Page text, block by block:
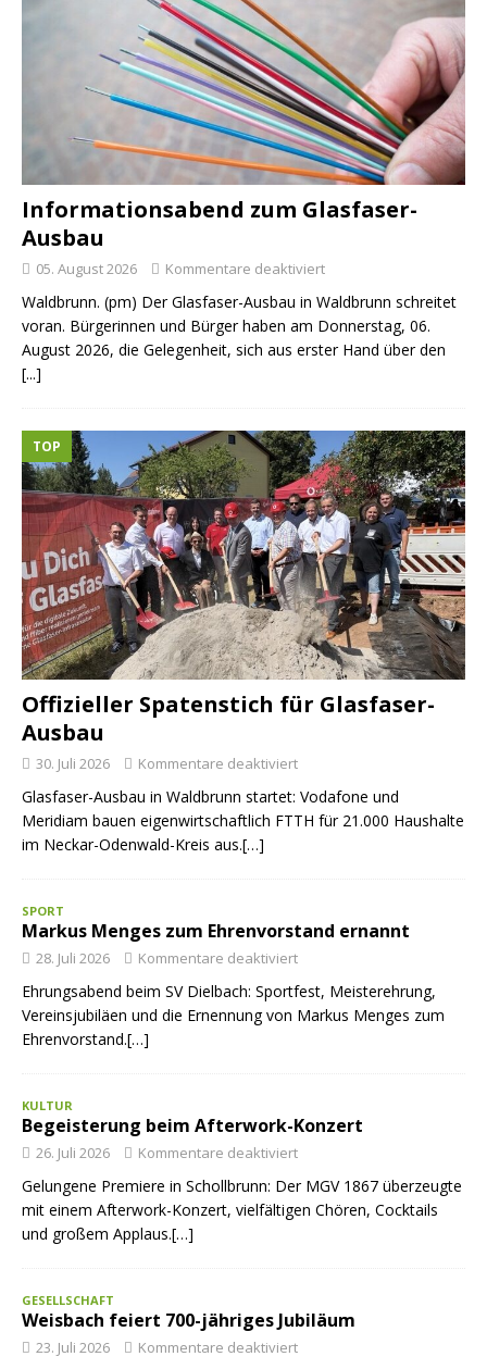
Informationsabend zum Glasfaser-
Ausbau
05. August 2026 Kommentare deaktiviert
Waldbrunn. (pm) Der Glasfaser-Ausbau in Waldbrunn schreitet
voran. Bürgerinnen und Bürger haben am Donnerstag, 06.
August 2026, die Gelegenheit, sich aus erster Hand über den
[...]
Offizieller Spatenstich für Glasfaser-
Ausbau
TOP
30. Juli 2026 Kommentare deaktiviert
Glasfaser-Ausbau in Waldbrunn startet: Vodafone und
Meridiam bauen eigenwirtschaftlich FTTH für 21.000 Haushalte
im Neckar-Odenwald-Kreis aus.[…]
SPORT
Markus Menges zum Ehrenvorstand ernannt
28. Juli 2026 Kommentare deaktiviert
Ehrungsabend beim SV Dielbach: Sportfest, Meisterehrung,
Vereinsjubiläen und die Ernennung von Markus Menges zum
Ehrenvorstand.[…]
KULTUR
Begeisterung beim Afterwork-Konzert
26. Juli 2026 Kommentare deaktiviert
Gelungene Premiere in Schollbrunn: Der MGV 1867 überzeugte
mit einem Afterwork-Konzert, vielfältigen Chören, Cocktails
und großem Applaus.[…]
GESELLSCHAFT
Weisbach feiert 700-jähriges Jubiläum
23. Juli 2026 Kommentare deaktiviert